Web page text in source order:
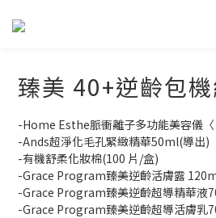
臻美 40+逆齡包機
-Home Esthe脈衝離子多功能美容儀〈
-Ands超淨化毛孔緊緻精華50ml(導出)
-有機舒柔化妝棉(100 片/盒)
-Grace Program臻美逆齡活膚露
-Grace Program臻美逆齡超導精華液
-Grace Program臻美逆齡超導活膚乳